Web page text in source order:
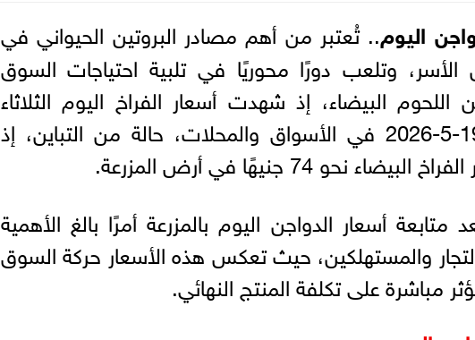
اليوم.. تُعتبر من أهم مصادر البروتين الحيواني في
الأسر، وتلعب دورًا محوريًا في تلبية احتياجات السوق
البيضاء، إذ شهدت أسعار الفراخ اليوم الثلاثاء
بالمزرعة 19-5-2026 في الأسواق والمحلات، حالة من التباين، إذ
نحو 74 جنيهًا في أرض المزرعة.
متابعة أسعار الدواجن اليوم بالمزرعة أمرًا بالغ الأهمية
والمستهلكين، حيث تعكس هذه الأسعار حركة السوق
مباشرة على تكلفة المنتج النهائي.